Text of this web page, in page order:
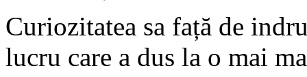
Curiozitatea sa față de
lucru care a dus la o mai